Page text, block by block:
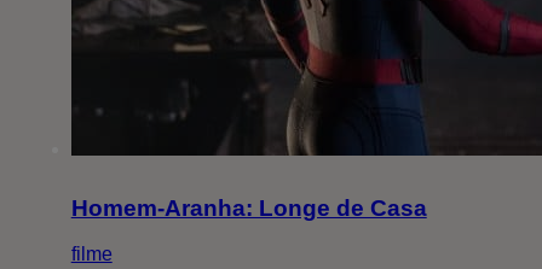
Homem-Aranha: Longe de Casa
filme